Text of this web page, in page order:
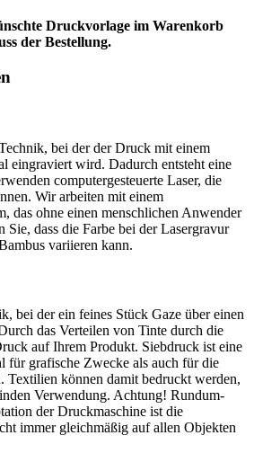
Druckvorlage im Warenkorb
der Bestellung.
bei der der Druck mit einem
eingraviert wird. Dadurch entsteht eine
computergesteuerte Laser, die
Wir arbeiten mit einem
das ohne einen menschlichen Anwender
Sie, dass die Farbe bei der Lasergravur
variieren kann.
bei der ein feines Stück Gaze über einen
das Verteilen von Tinte durch die
auf Ihrem Produkt. Siebdruck ist eine
für grafische Zwecke als auch für die
Textilien können damit bedruckt werden,
Verwendung. Achtung! Rundum-
der Druckmaschine ist die
immer gleichmäßig auf allen Objekten